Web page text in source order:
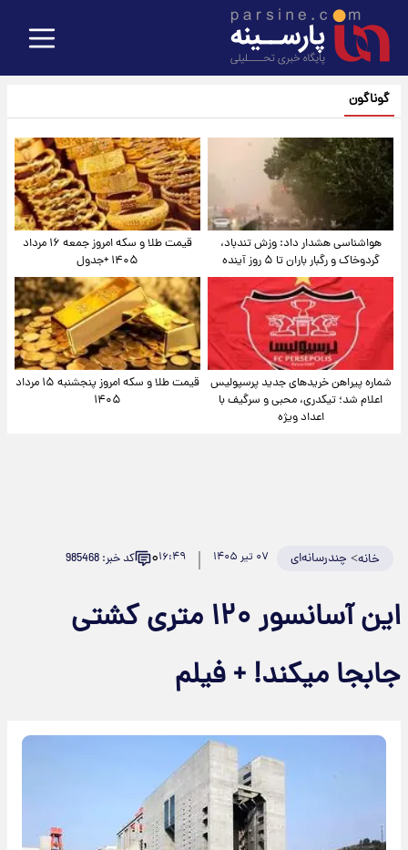
گوناگون
هواشناسی هشدار داد: وزش تندباد،
گردوخاک و رگبار باران تا ۵ روز آینده
قیمت طلا و سکه امروز جمعه ۱۶ مرداد
۱۴۰۵ +جدول
شماره پیراهن خریدهای جدید پرسپولیس
اعلام شد؛ تیکدری، محبی و سرگیف با
اعداد ویژه
قیمت طلا و سکه امروز پنجشنبه ۱۵ مرداد
۱۴۰۵
خانه> چندرسانه‌ای ۰۷ تیر ۱۴۰۵ ۱۶:۴۹۰ کد خبر: 985468
این آسانسور ۱۲۰ متری کشتی
جابجا میکند! + فیلم